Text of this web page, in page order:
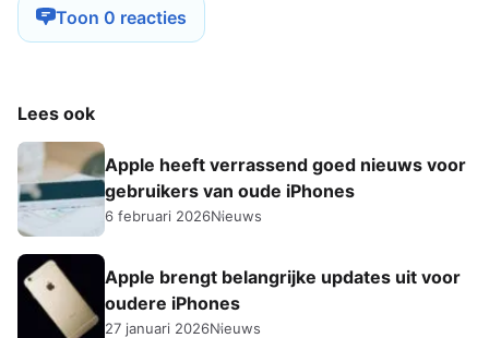
Toon 0 reacties
Lees ook
Apple heeft verrassend goed nieuws voor
gebruikers van oude iPhones
6 februari 2026Nieuws
Apple brengt belangrijke updates uit voor
oudere iPhones
27 januari 2026Nieuws